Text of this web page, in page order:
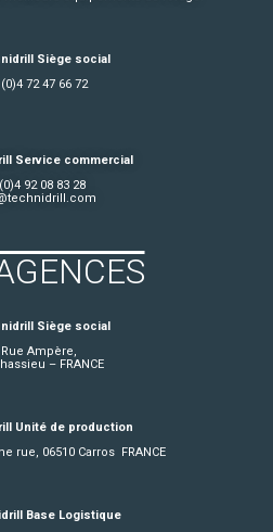
Siège social
72 47 66 72
Service commercial
92 08 83 28
Siège social
Rue Ampère,
– FRANCE
Unité de production
rue, 06510 Carros FRANCE
Base Logistique